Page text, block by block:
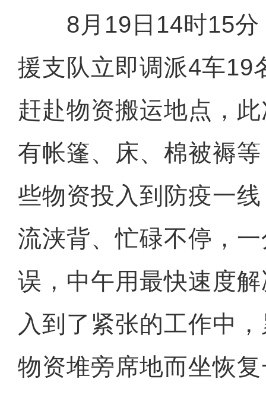
8月19日14时15分
援支队立即调派4车19
赶赴物资搬运地点，
有帐篷、床、棉被褥
些物资投入到防疫一
流浃背、忙碌不停，
误，中午用最快速度
入到了紧张的工作中
物资堆旁席地而坐恢